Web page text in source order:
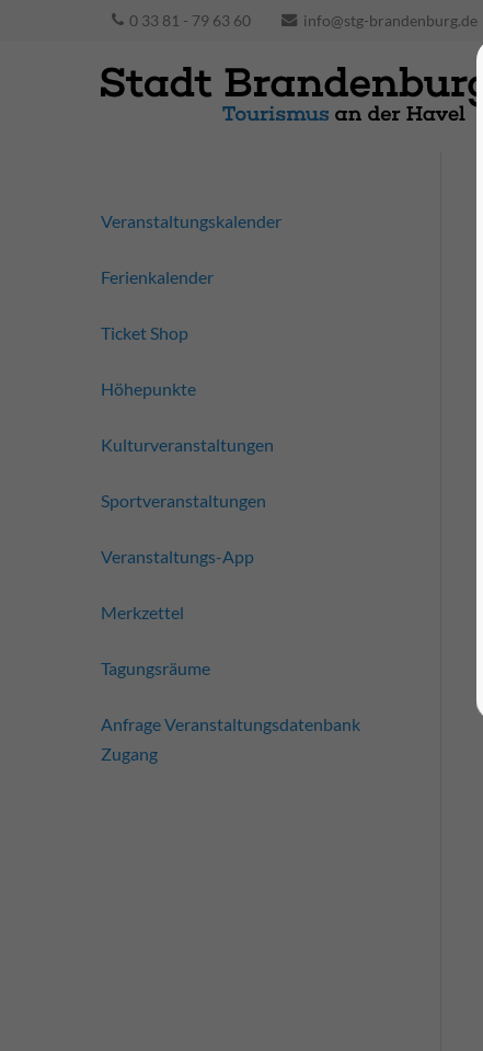
0 33 81 - 79 63 60 info@stg-brandenburg.de
Veranstaltungskalender
Ferienkalender
Ticket Shop
Höhepunkte
Kulturveranstaltungen
Sportveranstaltungen
Veranstaltungs-App
Merkzettel
Tagungsräume
Anfrage Veranstaltungsdatenbank
Zugang